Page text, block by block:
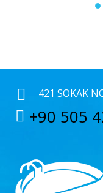
1
421 SOKAK
+90 505